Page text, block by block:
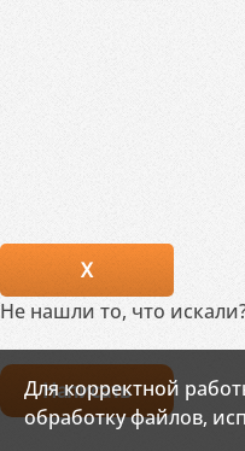
Для корректной
обработку файлов,
X
Не нашли то, что
Написать